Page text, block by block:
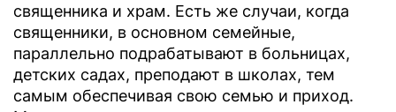
священника и храм. Есть же случаи, когда
священники, в основном семейные,
параллельно подрабатывают в больницах,
детских садах, преподают в школах, тем
самым обеспечивая свою семью и приход.